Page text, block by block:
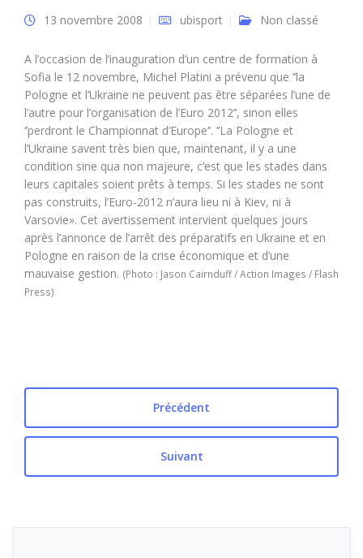
13 novembre 2008 ubisport Non classé
A l’occasion de l’inauguration d’un centre de formation à
Sofia le 12 novembre, Michel Platini a prévenu que ‘’la
Pologne et l’Ukraine ne peuvent pas être séparées l’une de
l’autre pour l’organisation de l’Euro 2012’’, sinon elles
‘’perdront le Championnat d’Europe’’. ‘’La Pologne et
l’Ukraine savent très bien que, maintenant, il y a une
condition sine qua non majeure, c’est que les stades dans
leurs capitales soient prêts à temps. Si les stades ne sont
pas construits, l’Euro-2012 n’aura lieu ni à Kiev, ni à
Varsovie». Cet avertissement intervient quelques jours
après l’annonce de l’arrêt des préparatifs en Ukraine et en
Pologne en raison de la crise économique et d’une
mauvaise gestion. (Photo : Jason Cairnduff / Action Images / Flash
Press)
Précédent
Suivant